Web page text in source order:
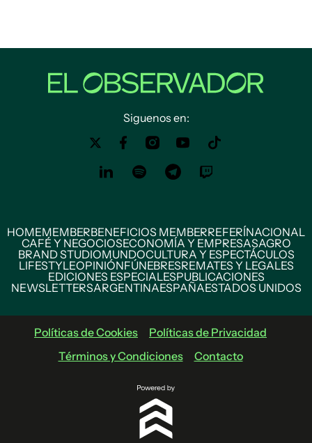
Siguenos en:
HOMEMEMBERBENEFICIOS MEMBERREFERÍNACIONAL
CAFÉ Y NEGOCIOSECONOMÍA Y EMPRESASAGRO
BRAND STUDIOMUNDOCULTURA Y ESPECTÁCULOS
LIFESTYLEOPINIÓNFÚNEBRESREMATES Y LEGALES
EDICIONES ESPECIALESPUBLICACIONES
NEWSLETTERSARGENTINAESPAÑAESTADOS UNIDOS
Políticas de Cookies
Políticas de Privacidad
Términos y Condiciones
Contacto